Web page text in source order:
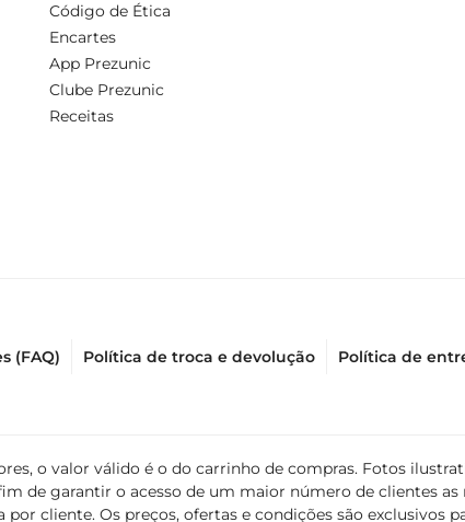
Código de Ética
Encartes
App Prezunic
Clube Prezunic
Receitas
(FAQ) Política de troca e devolução Política de
o valor válido é o do carrinho de compras. Fotos
de garantir o acesso de um maior número de clientes
cliente. Os preços, ofertas e condições são exclusivos